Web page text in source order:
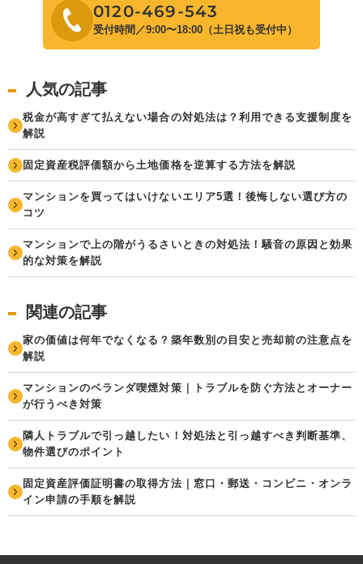
0120-469-543
受付時間／9:00〜18:00（土日祝も受付中）
人気の記事
税金が高すぎて払えない場合の対処法は？利用できる支援制度を
解説
固定資産税評価額から土地価格を逆算する方法を解説
マンションを買ってはいけないエリア5選！後悔しない選び方の
コツ
マンションで上の階がうるさいときの対処法！騒音の原因と効果
的な対策を解説
関連の記事
家の価値は何年でなくなる？築年数別の目安と売却前の注意点を
解説
マンションのベランダ喫煙対策｜トラブルを防ぐ方法とオーナー
が行うべき対策
隣人トラブルで引っ越したい！対処法と引っ越すべき判断基準、
物件選びのポイント
固定資産評価証明書の取得方法｜窓口・郵送・コンビニ・オンラ
イン申請の手順を解説